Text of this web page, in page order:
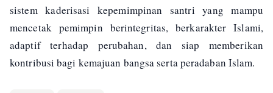
sistem kaderisasi kepemimpinan santri yang mampu
mencetak pemimpin berintegritas, berkarakter Islami,
adaptif terhadap perubahan, dan siap memberikan
kontribusi bagi kemajuan bangsa serta peradaban Islam.